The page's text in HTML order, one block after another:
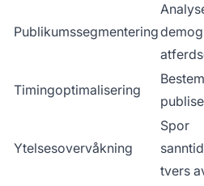
Publikumssegmentering
Timingoptimalisering
Ytelsesovervåkning
Spor
tvers